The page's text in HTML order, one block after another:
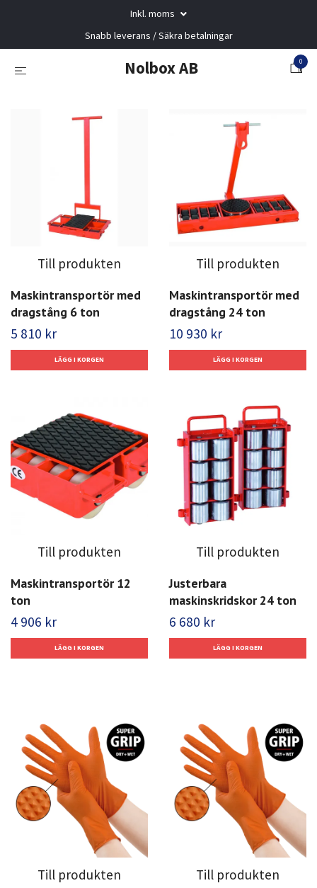
Inkl. moms
Snabb leverans / Säkra betalningar
Nolbox AB 0
Till produkten
Maskintransportör med
dragstång 6 ton
5 810 kr
Till produkten
Maskintransportör med
dragstång 24 ton
10 930 kr
Till produkten
Maskintransportör 12
ton
4 906 kr
Till produkten
Justerbara
maskinskridskor 24 ton
6 680 kr
Till produkten Till produkten